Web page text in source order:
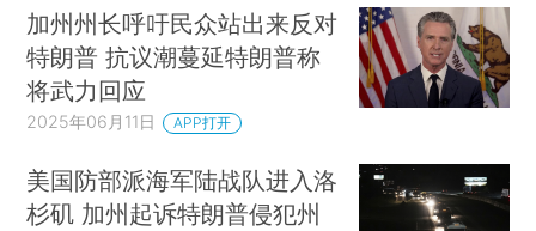
加州州长呼吁民众站出来反对
特朗普 抗议潮蔓延特朗普称
将武力回应
2025年06月11日 APP打开
美国防部派海军陆战队进入洛
杉矶 加州起诉特朗普侵犯州